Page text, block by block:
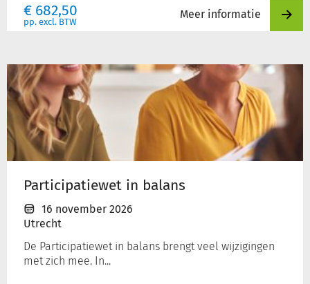
€ 682,50
pp. excl. BTW
Meer informatie
Participatiewet in balans
16 november 2026
Utrecht
De Participatiewet in balans brengt veel wijzigingen
met zich mee. In...
Participatiewet
in
balans